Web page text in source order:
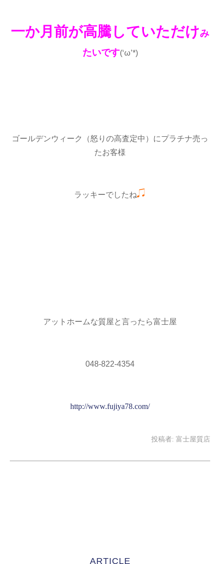
一か月前が高騰していただけみ
たいです(‘ω’*)
ゴールデンウィーク（怒りの高査定中）にプラチナ売っ
たお客様
ラッキーでしたね
アットホームな質屋と言ったら富士屋
048-822-4354
http://www.fujiya78.com/
投稿者: 富士屋質店
ARTICLE